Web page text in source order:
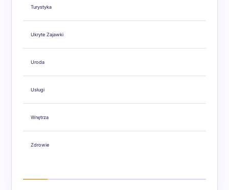
Turystyka
Ukryte Zajawki
Uroda
Usługi
Wnętrza
Zdrowie